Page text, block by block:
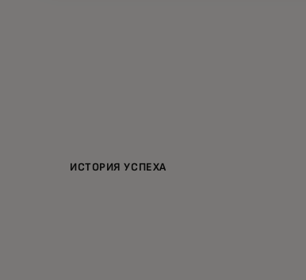
ИСТОРИЯ УСПЕХА